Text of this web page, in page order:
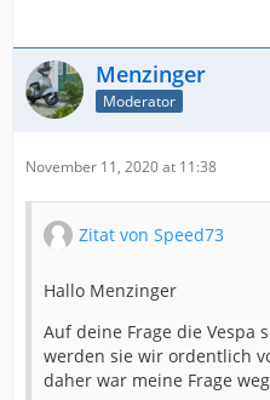
Menzinger
Moderator
November 11, 2020 at 11:38
Zitat von Speed73
Hallo Menzinger
Auf deine Frage die Vespa
werden sie wir ordentlich
daher war meine Frage